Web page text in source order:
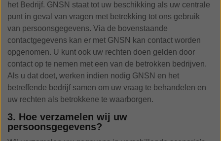
het Bedrijf. GNSN staat tot uw beschikking als uw centrale
punt in geval van vragen met betrekking tot ons gebruik
van persoonsgegevens. Via de bovenstaande
contactgegevens kan er met GNSN kan contact worden
opgenomen. U kunt ook uw rechten doen gelden door
contact op te nemen met een van de betrokken bedrijven.
Als u dat doet, werken indien nodig GNSN en het
betreffende bedrijf samen om uw vraag te behandelen en
uw rechten als betrokkene te waarborgen.
3. Hoe verzamelen wij uw
persoonsgegevens?